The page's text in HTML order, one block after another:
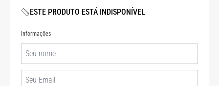
ESTE PRODUTO ESTÁ INDISPONÍVEL
Informações